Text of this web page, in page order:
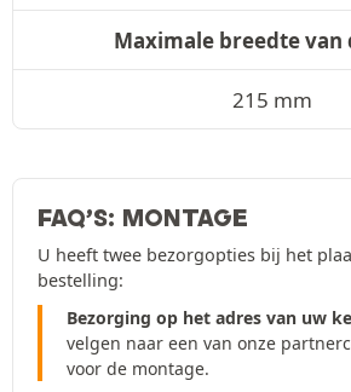
Maximale breedte van
215 mm
FAQ’S: MONTAGE
U heeft twee bezorgopties bij het
bestelling:
Bezorging op het adres van uw
velgen naar een van onze
voor de montage.